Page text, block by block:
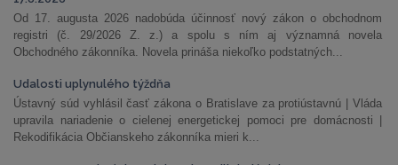
Od 17. augusta 2026 nadobúda účinnosť nový zákon o obchodnom
registri (č. 29/2026 Z. z.) a spolu s ním aj významná novela
Obchodného zákonníka. Novela prináša niekoľko podstatných...
Udalosti uplynulého týždňa
Ústavný súd vyhlásil časť zákona o Bratislave za protiústavnú | Vláda
upravila nariadenie o cielenej energetickej pomoci pre domácnosti |
Rekodifikácia Občianskeho zákonníka mieri k...